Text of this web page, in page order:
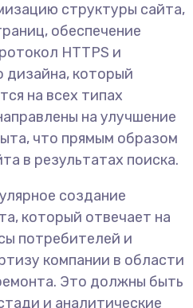
структуры сайта,
обеспечение
HTTPS и
дизайна, который
на всех типах
на улучшение
что прямым образом
в результатах поиска.
создание
который отвечает на
потребителей и
компании в области
Это должны быть
и аналитические